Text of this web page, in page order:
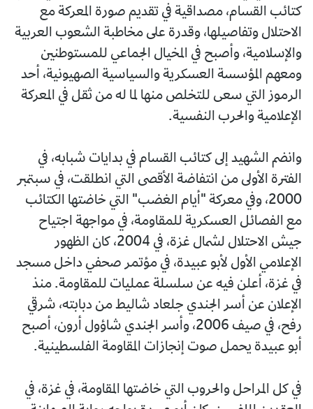
كتائب القسام، مصداقية في تقديم صورة المعركة مع
الاحتلال وتفاصيلها، وقدرة على مخاطبة الشعوب العربية
والإسلامية، وأصبح في المخيال الجماعي للمستوطنين
ومعهم المؤسسة العسكرية والسياسية الصهيونية، أحد
الرموز التي سعى للتخلص منها لما له من ثقل في المعركة
الإعلامية والحرب النفسية.
وانضم الشهيد إلى كتائب القسام في بدايات شبابه، في
الفترة الأولى من انتفاضة الأقصى التي انطلقت، في سبتمبر
2000، وفي معركة "أيام الغضب" التي خاضتها الكتائب
مع الفصائل العسكرية للمقاومة، في مواجهة اجتياح
جيش الاحتلال لشمال غزة، في 2004، كان الظهور
الإعلامي الأول لأبو عبيدة، في مؤتمر صحفي داخل مسجد
في غزة، أعلن فيه عن سلسلة عمليات للمقاومة. منذ
الإعلان عن أسر الجندي جلعاد شاليط من دبابته، شرقي
رفح، في صيف 2006، وأسر الجندي شاؤول أرون، أصبح
أبو عبيدة يحمل صوت إنجازات المقاومة الفلسطينية.
في كل المراحل والحروب التي خاضتها المقاومة، في غزة، في